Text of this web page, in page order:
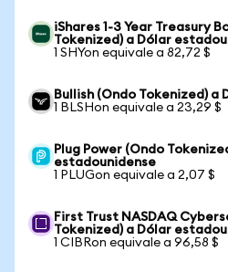
iShares 1-3 Year Treasury
Tokenized) a Dólar
1 SHYon equivale a 82,72 $
Bullish (Ondo Tokenized)
1 BLSHon equivale a 23,29 $
Plug Power (Ondo
estadounidense
1 PLUGon equivale a 2,07 $
First Trust NASDAQ
Tokenized) a Dólar
1 CIBRon equivale a 96,58 $